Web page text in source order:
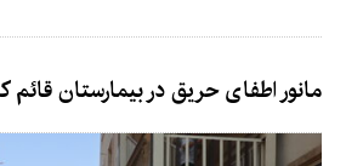
مانور اطفای حریق در بیمارستان قائم